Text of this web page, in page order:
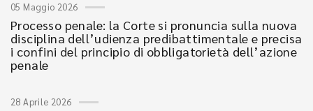
05 Maggio 2026
Processo penale: la Corte si pronuncia sulla nuova
disciplina dell’udienza predibattimentale e precisa
i confini del principio di obbligatorietà dell’azione
penale
28 Aprile 2026